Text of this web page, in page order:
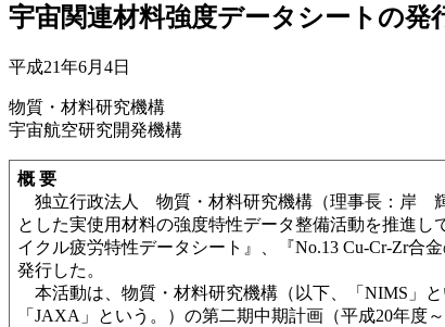
宇宙関連材料強度データシートの発
平成21年6月4日
物質・材料研究機構
宇宙航空研究開発機構
概 要
独立行政法人 物質・材料研究機構（理事長：岸
とした実使用材料の強度特性データ整備活動を推進
イクル疲労特性データシート』、『No.13 Cu-Cr-Zr合
発行した。
本活動は、物質・材料研究機構（以下、「NIMS」
「JAXA」という。）の第二期中期計画（平成20年